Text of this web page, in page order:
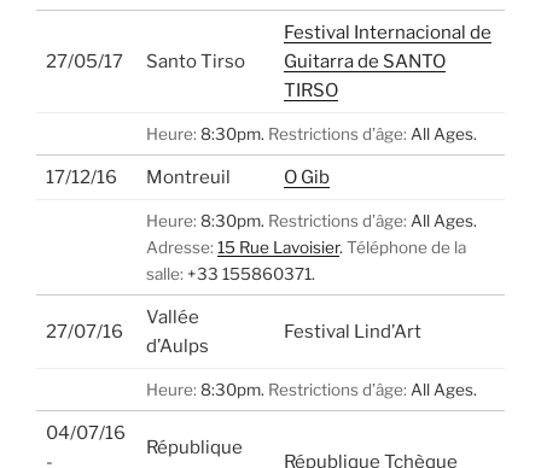
27/05/17 Santo Tirso
Festival Internacional de
Guitarra de SANTO
TIRSO
Heure: 8:30pm. Restrictions d’âge: All Ages.
17/12/16 Montreuil O Gib
Heure: 8:30pm. Restrictions d’âge: All Ages.
Adresse: 15 Rue Lavoisier. Téléphone de la
salle: +33 155860371.
27/07/16
Vallée
d’Aulps
Festival Lind’Art
Heure: 8:30pm. Restrictions d’âge: All Ages.
04/07/16
-
République
République Tchèque